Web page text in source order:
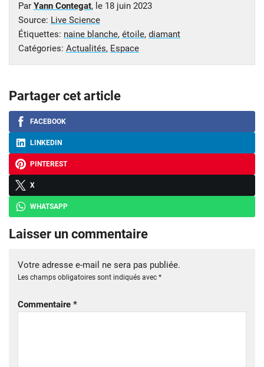
Par Yann Contegat, le 18 juin 2023
Source: Live Science
Étiquettes: naine blanche, étoile, diamant
Catégories: Actualités, Espace
Partager cet article
FACEBOOK
LINKEDIN
PINTEREST
X
WHATSAPP
Laisser un commentaire
Votre adresse e-mail ne sera pas publiée.
Les champs obligatoires sont indiqués avec *
Commentaire *